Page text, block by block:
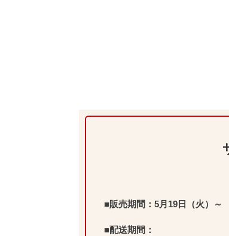
■販売期間：5月19日（火）～
■配送期間：